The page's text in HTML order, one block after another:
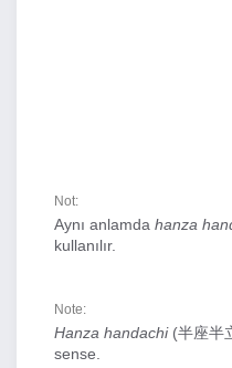
Not:
Aynı anlamda hanza
kullanılır.
Note:
Hanza handachi(半座半
sense.